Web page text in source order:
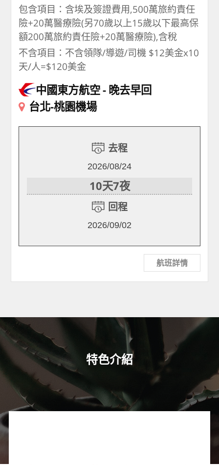
包含項目：含埃及簽證費用,500萬旅約責任
險+20萬醫療險(另70歲以上15歲以下最高保
額200萬旅約責任險+20萬醫療險),含稅
不含項目：不含領隊/導遊/司機 $12美金x10
天/人=$120美金
中國東方航空 晚去早回
台北-桃園機場
去程
2026/08/24
10天7夜
回程
2026/09/02
航班詳情
特色介紹